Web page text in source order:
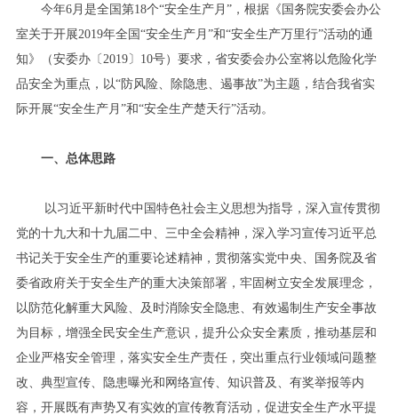
今年6月是全国第18个“安全生产月”，根据《国务院安委会办公
室关于开展2019年全国“安全生产月”和“安全生产万里行”活动的通
知》（安委办〔2019〕10号）要求，省安委会办公室将以危险化学
品安全为重点，以“防风险、除隐患、遏事故”为主题，结合我省实
际开展“安全生产月”和“安全生产楚天行”活动。
一、总体思路
以习近平新时代中国特色社会主义思想为指导，深入宣传贯彻
党的十九大和十九届二中、三中全会精神，深入学习宣传习近平总
书记关于安全生产的重要论述精神，贯彻落实党中央、国务院及省
委省政府关于安全生产的重大决策部署，牢固树立安全发展理念，
以防范化解重大风险、及时消除安全隐患、有效遏制生产安全事故
为目标，增强全民安全生产意识，提升公众安全素质，推动基层和
企业严格安全管理，落实安全生产责任，突出重点行业领域问题整
改、典型宣传、隐患曝光和网络宣传、知识普及、有奖举报等内
容，开展既有声势又有实效的宣传教育活动，促进安全生产水平提